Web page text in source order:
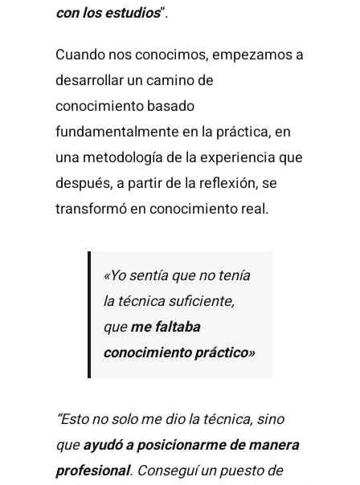
con los estudios”.
Cuando nos conocimos, empezamos a
desarrollar un camino de
conocimiento basado
fundamentalmente en la práctica, en
una metodología de la experiencia que
después, a partir de la reflexión, se
transformó en conocimiento real.
«Yo sentía que no tenía
la técnica suficiente,
queme faltaba
conocimiento práctico»
“Esto no solo me dio la técnica, sino
queayudó a posicionarme de manera
profesional. Conseguí un puesto de